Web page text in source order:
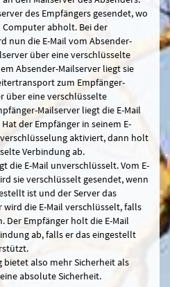
des Empfängers gesendet, wo
Computer abholt. Bei der
nun die E-Mail vom Absender-
über eine verschlüsselte
Absender-Mailserver liegt sie
zum Empfänger-
über eine verschlüsselte
Mailserver liegt die E-Mail
der Empfänger in seinem E-
aktiviert, dann holt
Verbindung ab.
die E-Mail unverschlüsselt. Vom E-
sie verschlüsselt gesendet, wenn
ist und der Server das
wird die E-Mail verschlüsselt, falls
Der Empfänger holt die E-Mail
ab, falls er das eingestellt
also mehr Sicherheit als
absolute Sicherheit.